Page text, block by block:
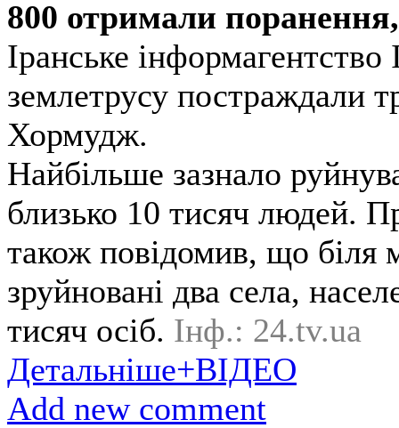
800 отримали
Іранське
землетрусу постраждали
Хормудж.
Найбільше зазнало
близько 10 тисяч людей.
також повідомив, що біля
зруйновані два села,
тисяч осіб. Інф.: 24.tv.ua
Детальніше+ВІДЕО
Add new comment